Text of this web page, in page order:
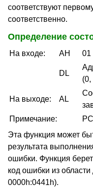
соответствуют
соответственно.
Определение
На входе: AH 01
DL
(0,
На выходе: AL
Примечание:
Эта функция может
результата
ошибки. Функция
код ошибки из
0000h:0441h).